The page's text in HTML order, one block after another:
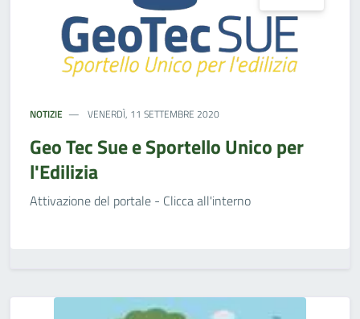
NOTIZIE VENERDÌ, 11 SETTEMBRE 2020
Geo Tec Sue e Sportello Unico per
l'Edilizia
Attivazione del portale - Clicca all'interno